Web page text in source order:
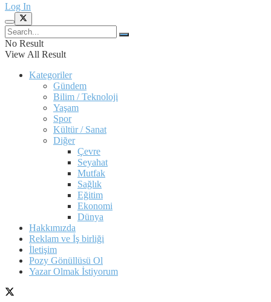
Log In
No Result
View All Result
Kategoriler
Gündem
Bilim / Teknoloji
Yaşam
Spor
Kültür / Sanat
Diğer
Çevre
Seyahat
Mutfak
Sağlık
Eğitim
Ekonomi
Dünya
Hakkımızda
Reklam ve İş birliği
İletişim
Pozy Gönüllüsü Ol
Yazar Olmak İstiyorum